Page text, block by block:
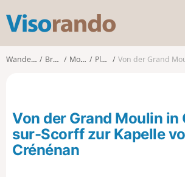
s
o
o
Wanderungen Bretagne Morbihan Ploërdut Von der Grand Moulin in
Von der Grand Moulin in
sur-Scorff zur Kapelle
Crénénan